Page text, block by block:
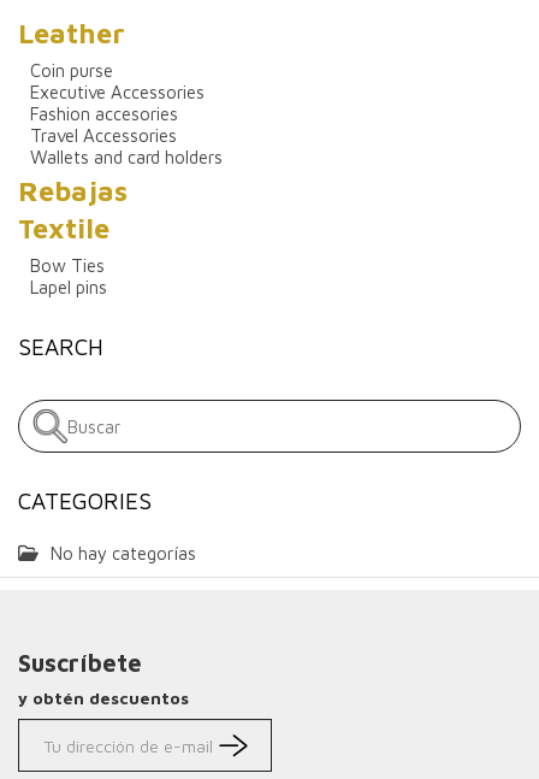
Leather
Coin purse
Executive Accessories
Fashion accesories
Travel Accessories
Wallets and card holders
Rebajas
Textile
Bow Ties
Lapel pins
SEARCH
CATEGORIES
No hay categorías
Suscríbete
y obtén descuentos